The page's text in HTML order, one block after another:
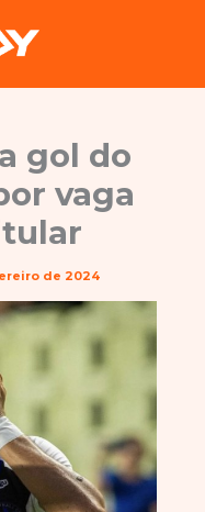
gol do
vaga
de 2024